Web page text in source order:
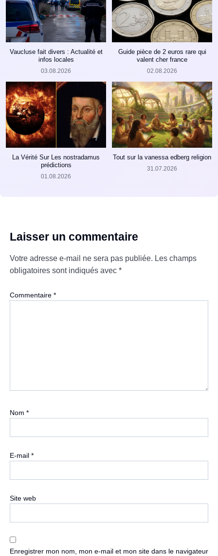
Vaucluse fait divers : Actualité et
infos locales
03.08.2026
Guide pièce de 2 euros rare qui
valent cher france
02.08.2026
La Vérité Sur Les nostradamus
prédictions
01.08.2026
Tout sur la vanessa edberg religion
31.07.2026
Laisser un commentaire
Votre adresse e-mail ne sera pas publiée. Les champs
obligatoires sont indiqués avec *
Commentaire *
Nom *
E-mail *
Site web
Enregistrer mon nom, mon e-mail et mon site dans le navigateur